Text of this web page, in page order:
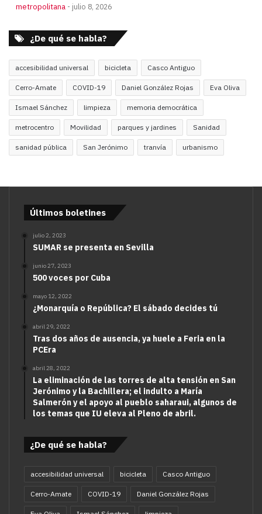
metropolitana
julio 8, 2026
¿De qué se habla?
accesibilidad universal bicicleta Casco Antiguo
Cerro-Amate COVID-19 Daniel González Rojas Eva Oliva
Ismael Sánchez limpieza memoria democrática
metrocentro Movilidad parques y jardines Sanidad
sanidad pública San Jerónimo tranvía urbanismo
Últimos boletines
julio 2, 2023
SUMAR se presenta en Sevilla
junio 27, 2023
500 voces por Cuba
mayo 12, 2022
¿Monarquía o República? El sábado decides tú
abril 29, 2022
Tras dos años de ausencia, ya huele a Feria en la
PCEra
abril 28, 2022
La eliminación de las torres de alta tensión en San
Jerónimo y la Bachillera; el indulto a María
Salmerón y el apoyo al pueblo saharaui, algunos de
los temas que IU eleva al Pleno de abril.
¿De qué se habla?
accesibilidad universal bicicleta Casco Antiguo
Cerro-Amate COVID-19 Daniel González Rojas